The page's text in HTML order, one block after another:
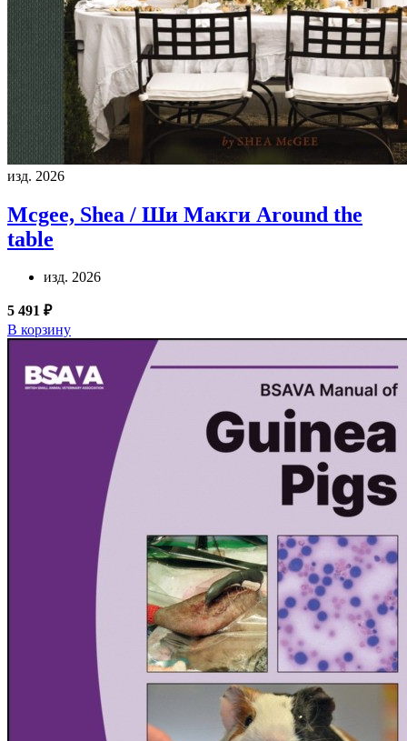
изд. 2026
Mcgee, Shea / Ши Макги Around the
table
изд. 2026
5 491 ₽
В корзину